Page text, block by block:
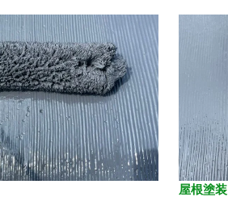
屋根塗装